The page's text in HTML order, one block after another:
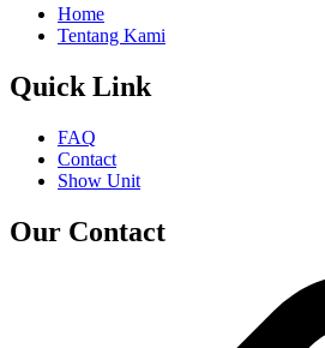
Home
Tentang Kami
Quick Link
FAQ
Contact
Show Unit
Our Contact